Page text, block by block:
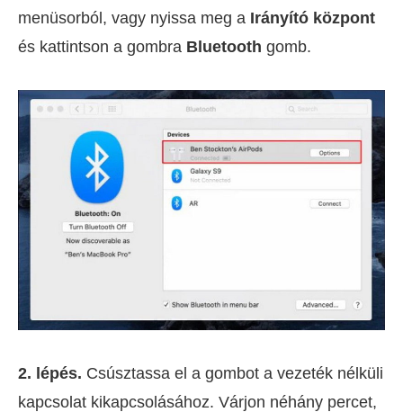
menüsorból, vagy nyissa meg a Irányító központ
és kattintson a gombra Bluetooth gomb.
2. lépés. Csúsztassa el a gombot a vezeték nélküli
kapcsolat kikapcsolásához. Várjon néhány percet,